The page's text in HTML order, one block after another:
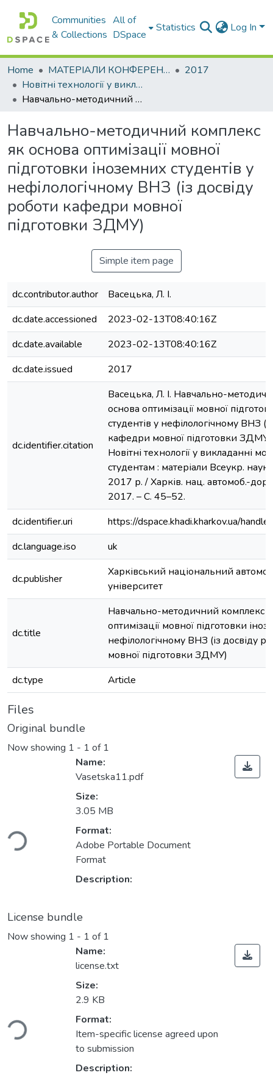
Communities
& Collections
All of
DSpace
Statistics Log In
Home МАТЕРІАЛИ КОНФЕРЕНЦІЙ
2017
Новітні технології у викладанні мов іноземним студентам
Навчально-методичний комплекс як основа оптимізації мовної підготовки іноземних студентів у нефілологічному ВНЗ (із досвіду роботи кафедри мовної підготовки ЗДМУ)
Навчально-методичний комплекс
як основа оптимізації мовної
підготовки іноземних студентів у
нефілологічному ВНЗ (із досвіду
роботи кафедри мовної
підготовки ЗДМУ)
Simple item page
dc.contributor.author
Васецька, Л. І.
dc.date.accessioned
2023-02-13T08:40:16Z
dc.date.available
2023-02-13T08:40:16Z
dc.date.issued
2017
dc.identifier.citation
Васецька, Л. І. Навчально-
основа оптимізації мовної
студентів у нефілологічному ВНЗ
кафедри мовної підготовки ЗДМУ)
Новітні технології у викладанні
студентам : матеріали Всеукр.
2017 р. / Харків. нац. автомоб.-дор.
2017. – С. 45–52.
dc.identifier.uri
https://dspace.khadi.kharkov.ua/
dc.language.iso
uk
dc.publisher
Харківський національний
університет
dc.title
Навчально-методичний комплекс
оптимізації мовної підготовки
нефілологічному ВНЗ (із досвіду
мовної підготовки ЗДМУ)
dc.type
Article
Files
Original bundle
Now showing 1 - 1 of 1
Name:
Vasetska11.pdf
Size:
3.05 MB
Format:
Adobe Portable Document
Format
Description:
License bundle
Now showing 1 - 1 of 1
Name:
license.txt
Size:
2.9 KB
Format:
Item-specific license agreed upon
to submission
Description: